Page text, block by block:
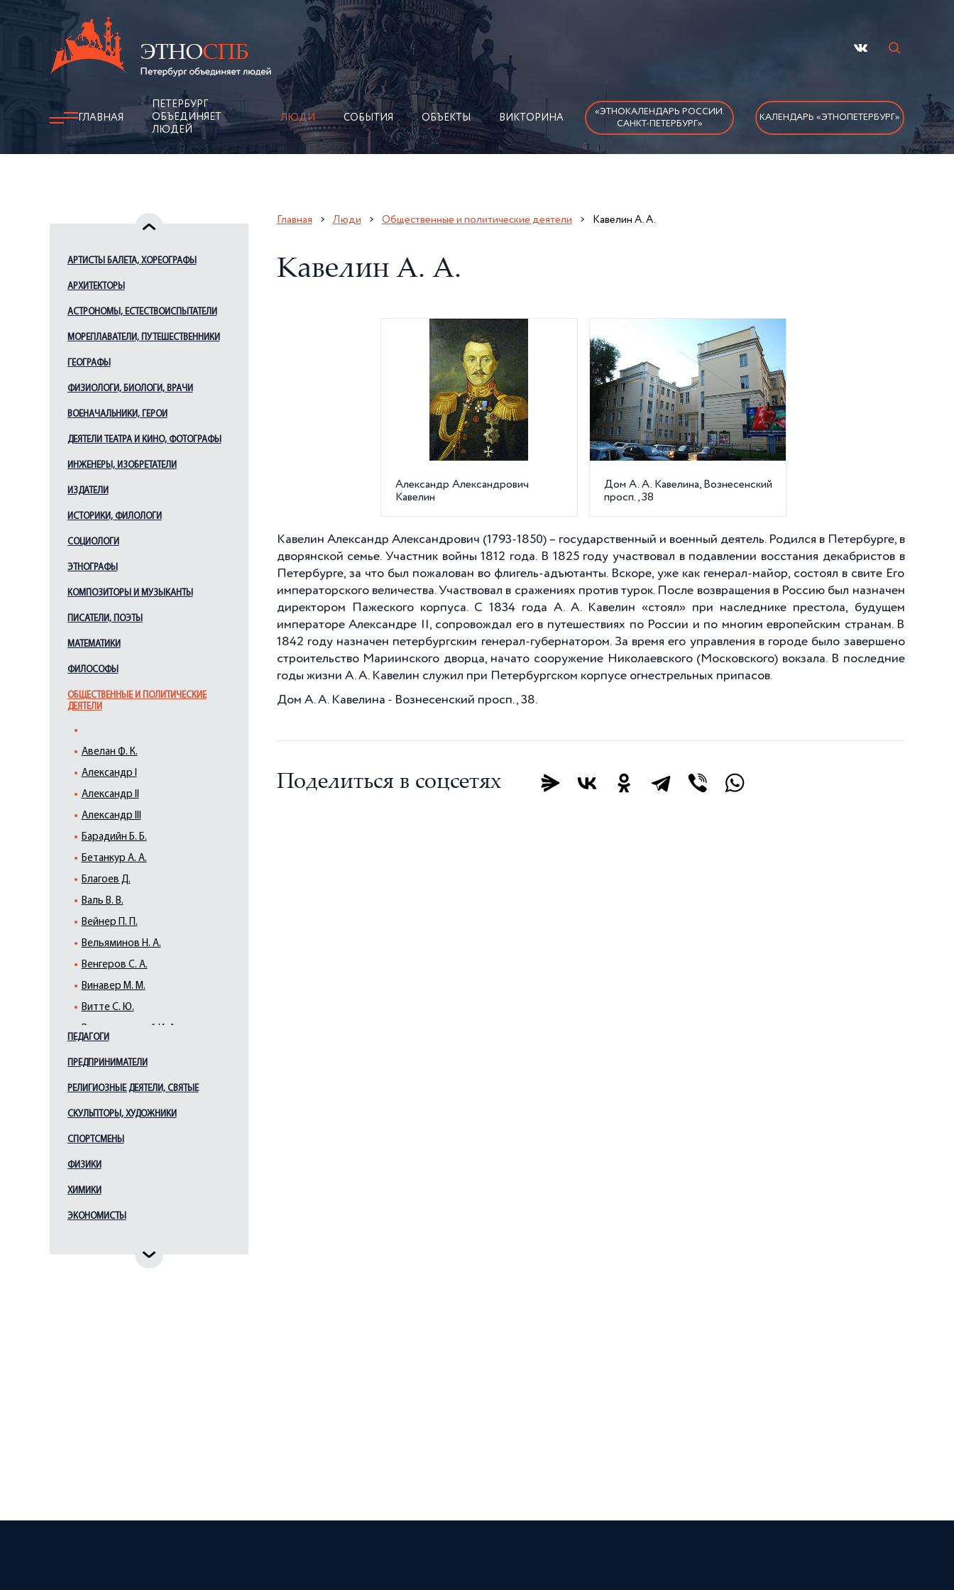
ГЛАВНАЯ
ПЕТЕРБУРГ
ОБЪЕДИНЯЕТ
ЛЮДЕЙ
ЛЮДИ СОБЫТИЯ ОБЪЕКТЫ ВИКТОРИНА
«ЭТНОКАЛЕНДАРЬ РОССИИ.
САНКТ-ПЕТЕРБУРГ»
КАЛЕНДАРЬ «ЭТНОПЕТЕРБУРГ»
АРТИСТЫ БАЛЕТА, ХОРЕОГРАФЫ
АРХИТЕКТОРЫ
АСТРОНОМЫ, ЕСТЕСТВОИСПЫТАТЕЛИ
МОРЕПЛАВАТЕЛИ, ПУТЕШЕСТВЕННИКИ
ГЕОГРАФЫ
ФИЗИОЛОГИ, БИОЛОГИ, ВРАЧИ
ВОЕНАЧАЛЬНИКИ, ГЕРОИ
ДЕЯТЕЛИ ТЕАТРА И КИНО, ФОТОГРАФЫ
ИНЖЕНЕРЫ, ИЗОБРЕТАТЕЛИ
ИЗДАТЕЛИ
ИСТОРИКИ, ФИЛОЛОГИ
СОЦИОЛОГИ
ЭТНОГРАФЫ
КОМПОЗИТОРЫ И МУЗЫКАНТЫ
ПИСАТЕЛИ, ПОЭТЫ
МАТЕМАТИКИ
ФИЛОСОФЫ
ОБЩЕСТВЕННЫЕ И ПОЛИТИЧЕСКИЕ
ДЕЯТЕЛИ
Авелан Ф. К.
Александр I
Александр II
Александр III
Барадийн Б. Б.
Бетанкур А. А.
Благоев Д.
Валь В. В.
Вейнер П. П.
Вельяминов Н. А.
Венгеров С. А.
Винавер М. М.
Витте С. Ю.
Горчаков А. М.
Грессер П. А.
Грибоедов А. С.
Джонс Дж.
Капнист В. В.
ПЕДАГОГИ
ПРЕДПРИНИМАТЕЛИ
РЕЛИГИОЗНЫЕ ДЕЯТЕЛИ, СВЯТЫЕ
СКУЛЬПТОРЫ, ХУДОЖНИКИ
СПОРТСМЕНЫ
ФИЗИКИ
ХИМИКИ
ЭКОНОМИСТЫ
Главная Люди Общественные и политические деятели Кавелин А. А.
Кавелин А. А.
Александр Александрович
Кавелин
Дом А. А. Кавелина, Вознесенский
просп., 38
Кавелин Александр Александрович (1793-1850) – государственный и военный деятель. Родился в Петербурге, в
дворянской семье. Участник войны 1812 года. В 1825 году участвовал в подавлении восстания декабристов в
Петербурге, за что был пожалован во флигель-адъютанты. Вскоре, уже как генерал-майор, состоял в свите Его
императорского величества. Участвовал в сражениях против турок. После возвращения в Россию был назначен
директором Пажеского корпуса. С 1834 года А. А. Кавелин «стоял» при наследнике престола, будущем
императоре Александре II, сопровождал его в путешествиях по России и по многим европейским странам. В
1842 году назначен петербургским генерал-губернатором. За время его управления в городе было завершено
строительство Мариинского дворца, начато сооружение Николаевского (Московского) вокзала. В последние
годы жизни А. А. Кавелин служил при Петербургском корпусе огнестрельных припасов.
Дом А. А. Кавелина - Вознесенский просп., 38.
Поделиться в соцсетях